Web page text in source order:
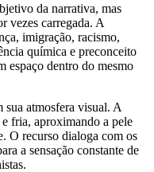
da narrativa, mas
vezes carregada. A
imigração, racismo,
química e preconceito
espaço dentro do mesmo
sua atmosfera visual. A
fria, aproximando a pele
O recurso dialoga com os
a sensação constante de